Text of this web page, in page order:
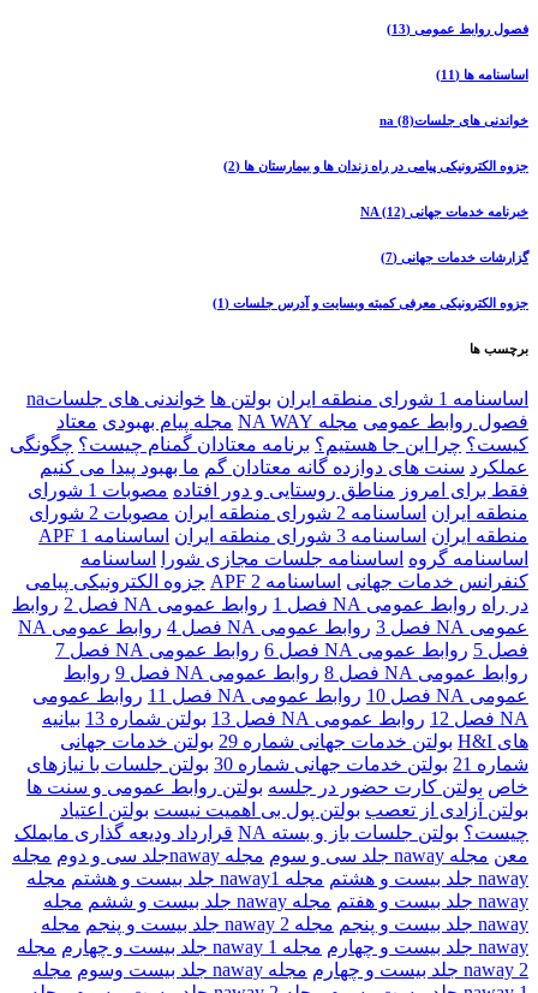
فصول روابط عمومی (13)
اساسنامه ها (11)
خواندنی های جلساتna(8)
جزوه الکترونیکی پیامی در راه زندان ها و بیمارستان ها (2)
خبرنامه خدمات جهانی NA (12)
گزارشات خدمات جهانی (7)
جزوه الکترونیکی معرفی کمیته وبسایت و آدرس جلسات (1)
برچسب ها
اساسنامه 1 شورای منطقه ایران بولتن ها خواندنی های جلساتna
فصول روابط عمومی مجله NA WAY مجله پیام بهبودی معتاد
کیست؟ چرا اين جا هستيم؟ برنامه معتادان گمنام چيست؟ چگونگی
عملکرد سنت های دوازده گانه معتادان گم ما بهبود پیدا می کنیم
فقط برای امروز مناطق روستایی و دور افتاده
مصوبات 1 شورای
منطقه ايران اساسنامه 2 شورای منطقه ايران
مصوبات 2 شورای
منطقه ايران اساسنامه 3 شورای منطقه ايران
اساسنامه 1 APF
اساسنامه گروه اساسنامه جلسات مجازی شورا
اساسنامه
کنفرانس خدمات جهانی اساسنامه 2 APF
جزوه الکترونیکی پیامی
در راه روابط عمومی NA فصل 1 روابط عمومی NA فصل 2
روابط
عمومی NA فصل 3
روابط عمومی NA فصل 4
روابط عمومی NA
فصل 5
روابط عمومی NA فصل 6
روابط عمومی NA فصل 7
روابط عمومی NA فصل 8
روابط عمومی NA فصل 9
روابط
عمومی NA فصل 10
روابط عمومی NA فصل 11
روابط عمومی
NA فصل 12
روابط عمومی NA فصل 13 بولتن شماره 13
بیانیه
های H&I
بولتن خدمات جهانی شماره 29
بولتن خدمات جهانی
شماره 21
بولتن خدمات جهانی شماره 30
بولتن جلسات با نیازهای
خاص بولتن کارت حضور در جلسه بولتن روابط عمومی و سنت ها
بولتن آزادی از تعصب بولتن پول بی اهمیت نیست بولتن اعتیاد
چیست؟ بولتن جلسات باز و بسته NA
قرارداد ودیعه گذاری مایملک
معن مجله naway جلد سی و سوم مجله nawayجلد سی و دوم
مجله
naway جلد بیست و هشتم
مجله naway1 جلد بیست و هشتم
مجله
naway جلد بیست و هفتم
مجله naway جلد بیست و ششم
مجله
naway جلد بیست و پنجم
مجله 2 naway جلد بیست و پنجم
مجله
naway جلد بیست و چهارم
مجله naway 1 جلد بیست و چهارم
مجله
naway 2 جلد بیست و چهارم
مجله naway جلد بیست وسوم
مجله